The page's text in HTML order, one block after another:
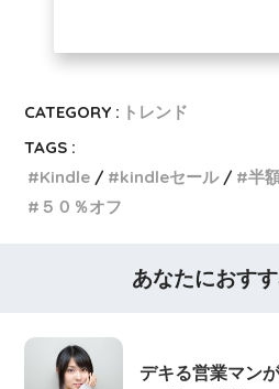
CATEGORY : トレンド
TAGS :
Kindle
kindleセール 半
５０％オフ
あなたにおす
デキる営業マン